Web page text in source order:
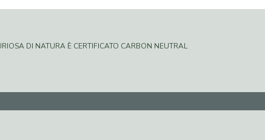
DI NATURA È CERTIFICATO CARBON NEUTRAL